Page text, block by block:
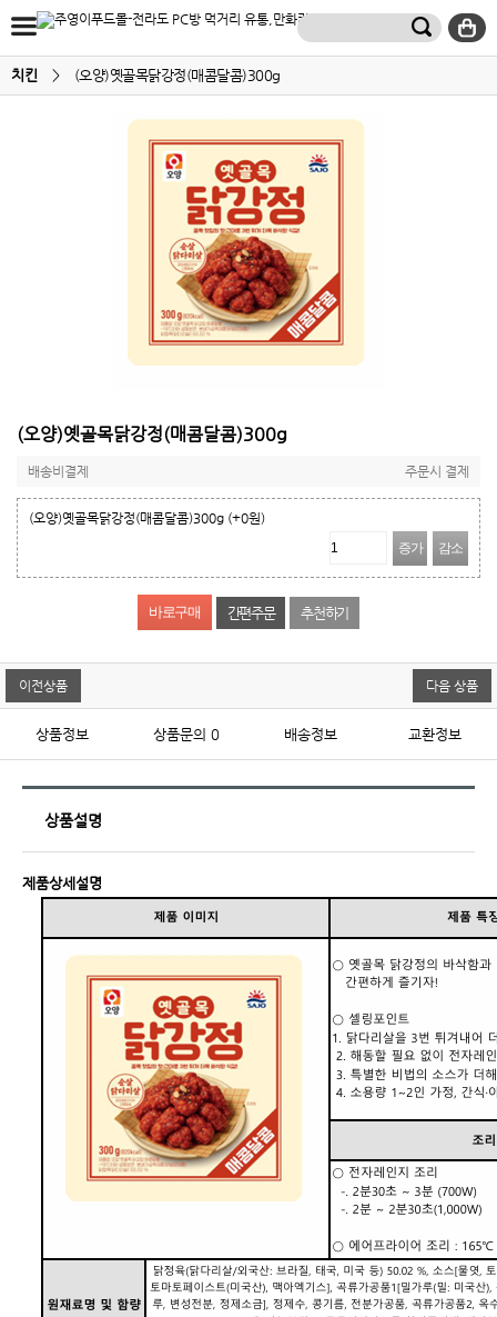
치킨 > (오양)옛골목닭강정(매콤달콤)300g
(오양)옛골목닭강정(매콤달콤)300g
배송비결제 주문시 결제
(오양)옛골목닭강정(매콤달콤)300g (+0원)
증가
감소
간편주문 추천하기
이전상품 다음 상품
상품정보 상품문의 0 배송정보 교환정보
상품설명
제품상세설명